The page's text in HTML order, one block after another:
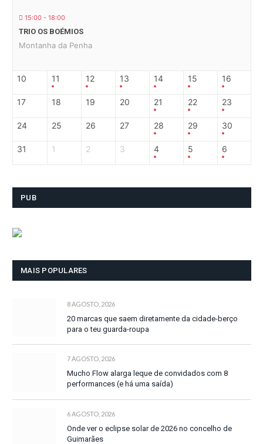
15:00 - 18:00
TRIO OS BOÉMIOS
Montanha da Penha
10 11 12 13 14 15 16
17 18 19 20 21 22 23
24 25 26 27 28 29 30
31 1 2 3 4 5 6
PUB
MAIS POPULARES
8 AGOSTO, 2026
20 marcas que saem diretamente da cidade-berço
para o teu guarda-roupa
7 AGOSTO, 2026
Mucho Flow alarga leque de convidados com 8
performances (e há uma saída)
6 AGOSTO, 2026
Onde ver o eclipse solar de 2026 no concelho de
Guimarães